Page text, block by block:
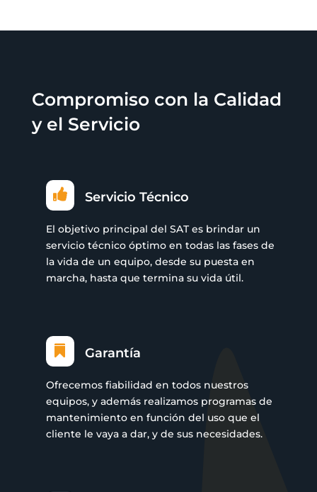
Compromiso con la Calidad
y el Servicio
 Servicio Técnico
El objetivo principal del SAT es brindar un
servicio técnico óptimo en todas las fases de
la vida de un equipo, desde su puesta en
marcha, hasta que termina su vida útil.
 Garantía
Ofrecemos fiabilidad en todos nuestros
equipos, y además realizamos programas de
mantenimiento en función del uso que el
cliente le vaya a dar, y de sus necesidades.